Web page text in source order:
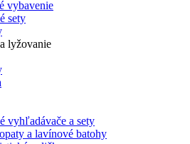
vybavenie
sety
lyžovanie
vyhľadávače a sety
a lavínové batohy